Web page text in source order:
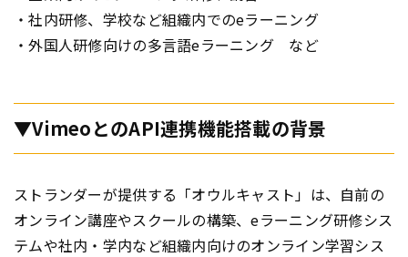
・社内研修、学校など組織内でのeラーニング
・外国人研修向けの多言語eラーニング など
▼VimeoとのAPI連携機能搭載の背景
ストランダーが提供する「オウルキャスト」は、自前の
オンライン講座やスクールの構築、eラーニング研修シス
テムや社内・学内など組織内向けのオンライン学習シス